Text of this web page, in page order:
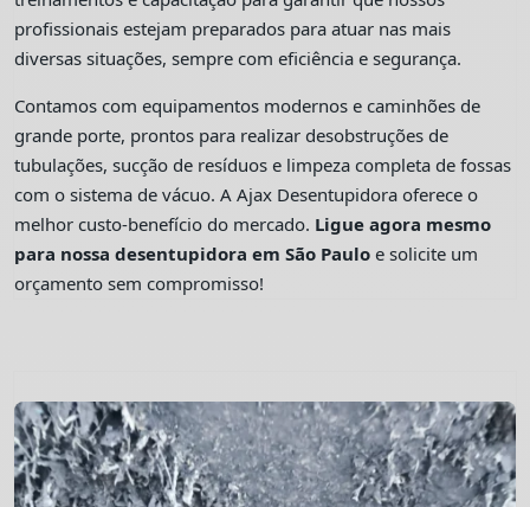
profissionais estejam preparados para atuar nas mais
diversas situações, sempre com eficiência e segurança.
Contamos com equipamentos modernos e caminhões de
grande porte, prontos para realizar desobstruções de
tubulações, sucção de resíduos e limpeza completa de fossas
com o sistema de vácuo. A Ajax Desentupidora oferece o
melhor custo-benefício do mercado. Ligue agora mesmo
para nossa desentupidora em São Paulo e solicite um
orçamento sem compromisso!